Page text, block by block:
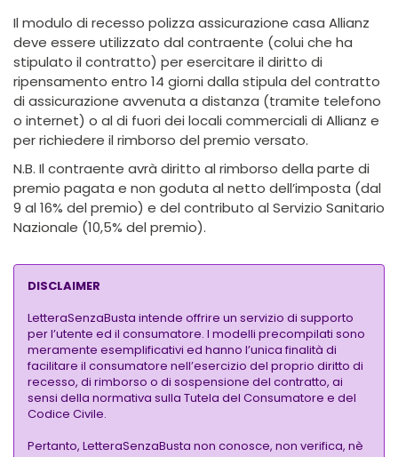
Il modulo di recesso polizza assicurazione casa Allianz
deve essere utilizzato dal contraente (colui che ha
stipulato il contratto) per esercitare il diritto di
ripensamento entro 14 giorni dalla stipula del contratto
di assicurazione avvenuta a distanza (tramite telefono
o internet) o al di fuori dei locali commerciali di Allianz e
per richiedere il rimborso del premio versato.
N.B. Il contraente avrà diritto al rimborso della parte di
premio pagata e non goduta al netto dell’imposta (dal
9 al 16% del premio) e del contributo al Servizio Sanitario
Nazionale (10,5% del premio).
DISCLAIMER
LetteraSenzaBusta intende offrire un servizio di supporto
per l’utente ed il consumatore. I modelli precompilati sono
meramente esemplificativi ed hanno l’unica finalità di
facilitare il consumatore nell’esercizio del proprio diritto di
recesso, di rimborso o di sospensione del contratto, ai
sensi della normativa sulla Tutela del Consumatore e del
Codice Civile.
Pertanto, LetteraSenzaBusta non conosce, non verifica, nè